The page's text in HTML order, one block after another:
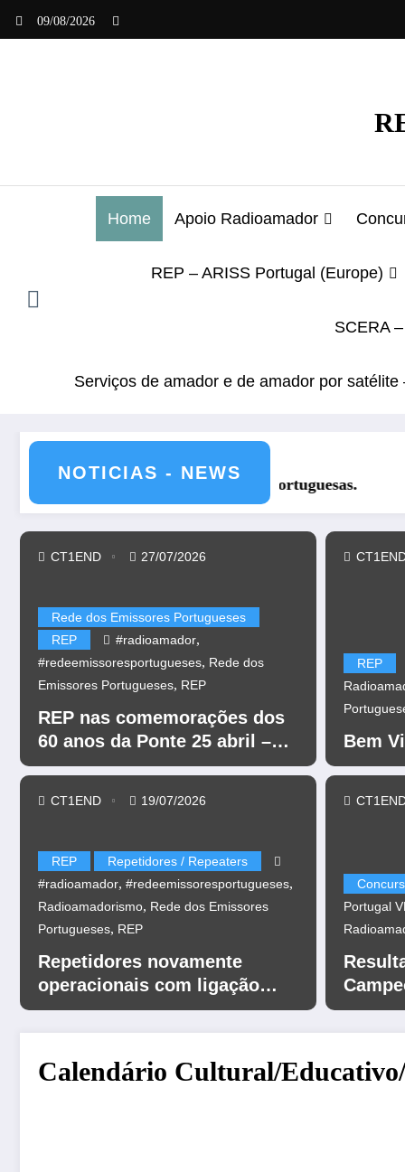
09/08/2026
Home Apoio Radioamador
REP – ARISS Portugal (Europe)
SCERA
Serviços de amador e de amador por
NOTICIAS - NEWS
REP nas comemorações dos 60
Rede dos Emissores Portugueses
REP
#radioamador,
#redeemissoresportugueses, Rede dos
Emissores Portugueses, REP
REP nas comemorações dos
60 anos da Ponte 25 abril –
CR60A
CT1END 27/07/2026
REP
Repetidores / Repeaters
#radioamador, #redeemissoresportugueses,
Radioamadorismo, Rede dos Emissores
Portugueses, REP
Repetidores novamente
operacionais com ligação
EchoLink
CT1END 19/07/2026
REP
Bem
Portugal
UHF
Calendário Cultural/